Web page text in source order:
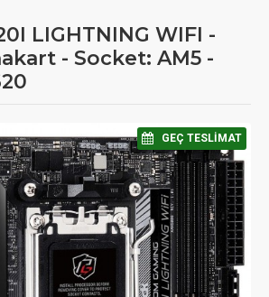
LIGHTNING WIFI -
- Socket: AM5 -
⠀GEÇ TESLIMAT